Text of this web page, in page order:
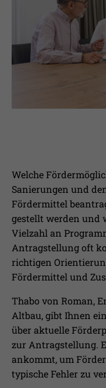
Welche
Sanierungen und
Fördermittel
gestellt werden und
Vielzahl an
Antragstellung oft
richtigen
Fördermittel und
Thabo von Roman,
Altbau, gibt Ihnen
über aktuelle
zur Antragstellung.
ankommt, um
typische Fehler zu
Zweck
Laufzeit 30
Zweck
Wird
Ihnen zusätzliche